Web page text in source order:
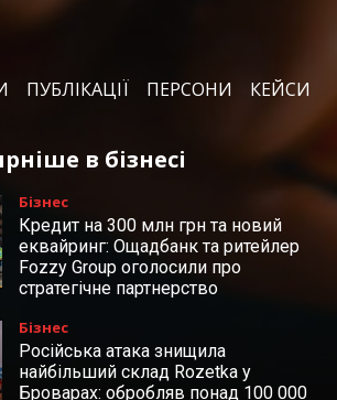
ПУБЛІКАЦІЇ ПЕРСОНИ КЕЙСИ
в бізнесі
Бізнес
Кредит на 300 млн грн та новий
еквайринг: Ощадбанк та ритейлер
Fozzy Group оголосили про
стратегічне партнерство
Бізнес
Російська атака знищила
найбільший склад Rozetka у
Броварах: обробляв понад 100 000